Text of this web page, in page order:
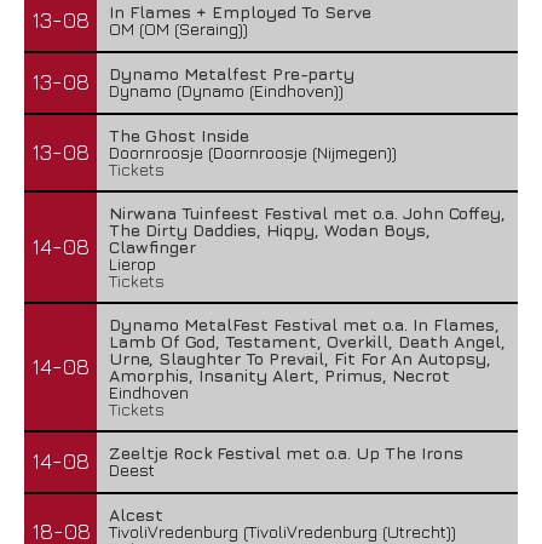
13-08
In Flames + Employed To Serve
OM (OM (Seraing))
13-08
Dynamo Metalfest Pre-party
Dynamo (Dynamo (Eindhoven))
13-08
The Ghost Inside
Doornroosje (Doornroosje (Nijmegen))
Tickets
14-08
Nirwana Tuinfeest Festival met o.a. John Coffey,
The Dirty Daddies, Hiqpy, Wodan Boys,
Clawfinger
Lierop
Tickets
14-08
Dynamo MetalFest Festival met o.a. In Flames,
Lamb Of God, Testament, Overkill, Death Angel,
Urne, Slaughter To Prevail, Fit For An Autopsy,
Amorphis, Insanity Alert, Primus, Necrot
Eindhoven
Tickets
14-08
Zeeltje Rock Festival met o.a. Up The Irons
Deest
18-08
Alcest
TivoliVredenburg (TivoliVredenburg (Utrecht))